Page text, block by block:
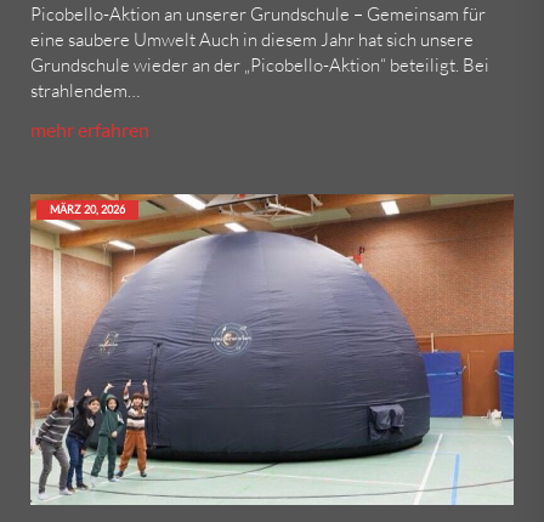
Picobello-Aktion an unserer Grundschule – Gemeinsam für
eine saubere Umwelt Auch in diesem Jahr hat sich unsere
Grundschule wieder an der „Picobello-Aktion“ beteiligt. Bei
strahlendem…
mehr erfahren
MÄRZ 20, 2026